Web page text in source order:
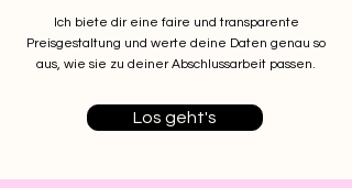
Ich biete dir eine faire und transparente
Preisgestaltung und werte deine Daten genau so
aus, wie sie zu deiner Abschlussarbeit passen.
Los geht's